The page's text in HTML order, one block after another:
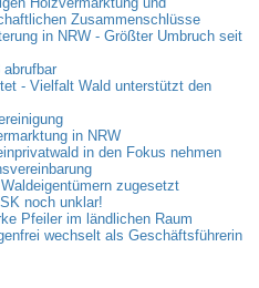
Zusammenschlüsse
in NRW - Größter Umbruch seit
- Vielfalt Wald unterstützt den
in NRW
in den Fokus nehmen
zugesetzt
noch unklar!
Pfeiler im ländlichen Raum
wechselt als Geschäftsführerin